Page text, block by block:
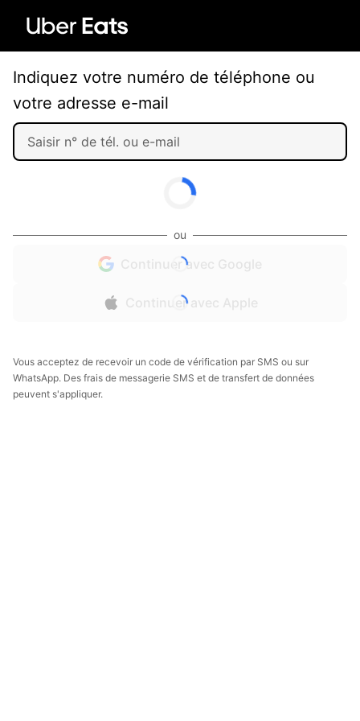
Indiquez votre numéro de téléphone ou
votre adresse e-mail
ou
Continuer avec Google
Continuer avec Apple
Vous acceptez de recevoir un code de vérification par SMS ou sur
WhatsApp. Des frais de messagerie SMS et de transfert de données
peuvent s'appliquer.